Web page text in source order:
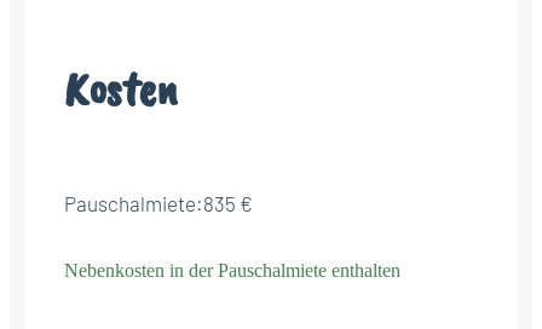
Kosten
Pauschalmiete:835 €
Nebenkosten in der Pauschalmiete enthalten